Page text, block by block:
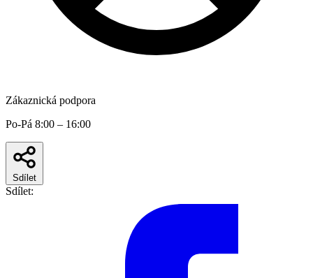
Zákaznická podpora
Po-Pá 8:00 – 16:00
Sdílet
Sdílet: